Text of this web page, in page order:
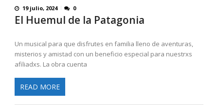
19 julio, 2024 0
El Huemul de la Patagonia
Un musical para que disfrutes en familia lleno de aventuras,
misterios y amistad con un beneficio especial para nuestrxs
afiliadxs. La obra cuenta
READ MORE